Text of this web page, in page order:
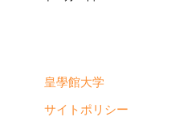
皇學館大学
サイトポリシー